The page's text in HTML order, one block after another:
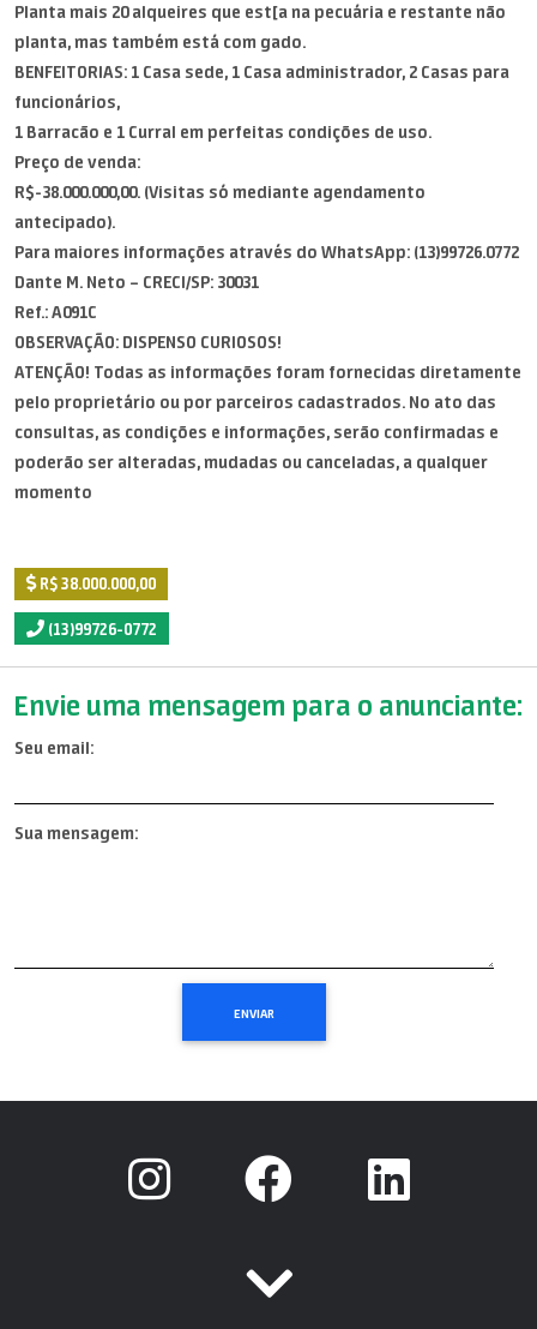
Planta mais 20 alqueires que est[a na pecuária e restante não
planta, mas também está com gado.
BENFEITORIAS: 1 Casa sede, 1 Casa administrador, 2 Casas para
funcionários,
1 Barracão e 1 Curral em perfeitas condições de uso.
Preço de venda:
R$-38.000.000,00. (Visitas só mediante agendamento
antecipado).
Para maiores informações através do WhatsApp: (13)99726.0772
Dante M. Neto – CRECI/SP: 30031
Ref.: A091C
OBSERVAÇÃO: DISPENSO CURIOSOS!
ATENÇÃO! Todas as informações foram fornecidas diretamente
pelo proprietário ou por parceiros cadastrados. No ato das
consultas, as condições e informações, serão confirmadas e
poderão ser alteradas, mudadas ou canceladas, a qualquer
momento
R$ 38.000.000,00
(13)99726-0772
Envie uma mensagem para o anunciante:
Seu email:
Sua mensagem: